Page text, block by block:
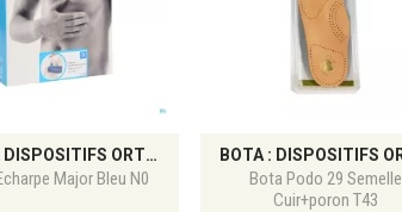
BOTA : DISPOSITIFS ORTHOPÉDIQUES ET SOUTIEN DU CORPS
Major Bleu N0
Bota Podo 29 Semelle
Cuir+poron T43